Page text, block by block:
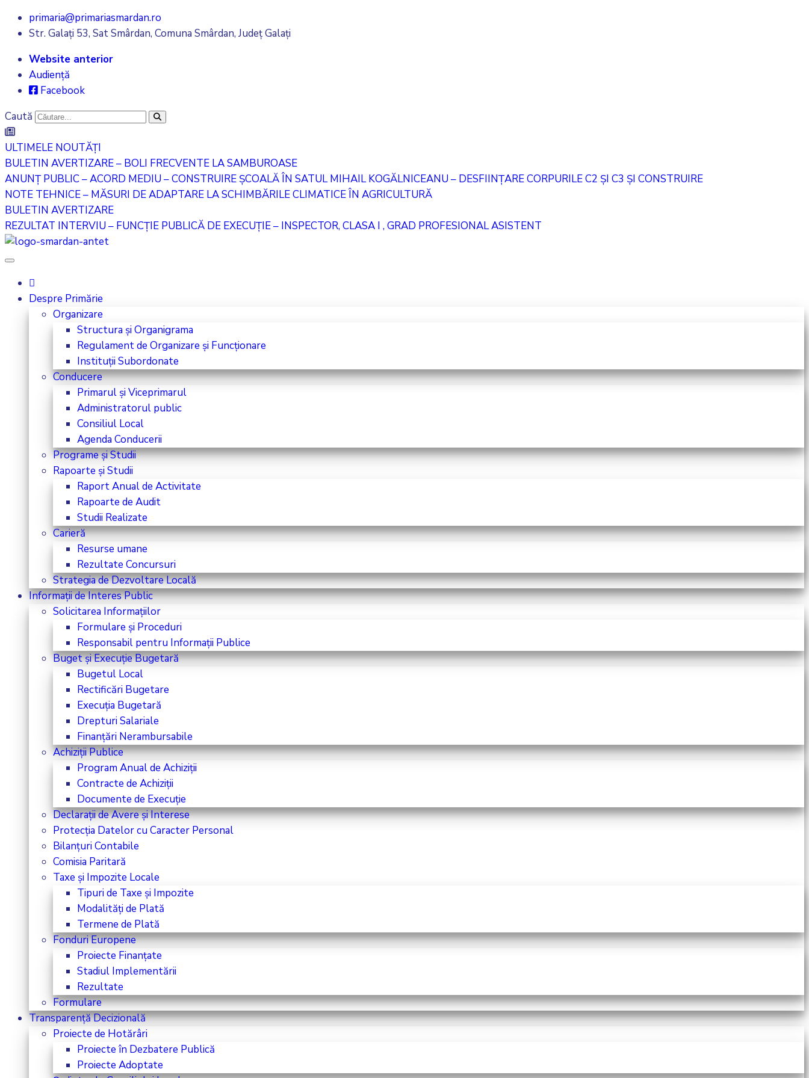
primaria@primariasmardan.ro
Str. Galați 53, Sat Smârdan, Comuna Smârdan, Județ Galați
Website anterior
Audiență
Facebook
Caută
ULTIMELE NOUTĂȚI
BULETIN AVERTIZARE – BOLI FRECVENTE LA SAMBUROASE
ANUNȚ PUBLIC – ACORD MEDIU – CONSTRUIRE ȘCOALĂ ÎN SATUL MIHAIL KOGĂLNICEANU – DESFIINȚARE CORPURILE C2 ȘI C3 ȘI CONSTRUIRE
NOTE TEHNICE – MĂSURI DE ADAPTARE LA SCHIMBĂRILE CLIMATICE ÎN AGRICULTURĂ
BULETIN AVERTIZARE
REZULTAT INTERVIU – FUNCȚIE PUBLICĂ DE EXECUȚIE – INSPECTOR, CLASA I , GRAD PROFESIONAL ASISTENT
Despre Primărie
Organizare
Structura și Organigrama
Regulament de Organizare și Funcționare
Instituții Subordonate
Conducere
Primarul și Viceprimarul
Administratorul public
Consiliul Local
Agenda Conducerii
Programe și Studii
Rapoarte și Studii
Raport Anual de Activitate
Rapoarte de Audit
Studii Realizate
Carieră
Resurse umane
Rezultate Concursuri
Strategia de Dezvoltare Locală
Informații de Interes Public
Solicitarea Informațiilor
Formulare și Proceduri
Responsabil pentru Informații Publice
Buget și Execuție Bugetară
Bugetul Local
Rectificări Bugetare
Execuția Bugetară
Drepturi Salariale
Finanțări Nerambursabile
Achiziții Publice
Program Anual de Achiziții
Contracte de Achiziții
Documente de Execuție
Declarații de Avere și Interese
Protecția Datelor cu Caracter Personal
Bilanțuri Contabile
Comisia Paritară
Taxe și Impozite Locale
Tipuri de Taxe și Impozite
Modalități de Plată
Termene de Plată
Fonduri Europene
Proiecte Finanțate
Stadiul Implementării
Rezultate
Formulare
Transparență Decizională
Proiecte de Hotărâri
Proiecte în Dezbatere Publică
Proiecte Adoptate